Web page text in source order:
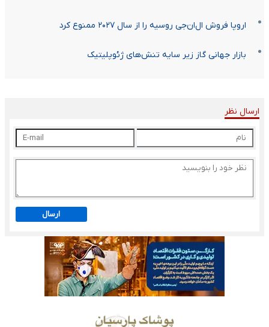
اروپا فروش ال‌ان‌جی روسیه را از سال ۲۰۲۷ ممنوع کرد
بازار جهانی گاز زیر سایه تنش‌های ژئوپلیتیک
ارسال نظر
ارسال